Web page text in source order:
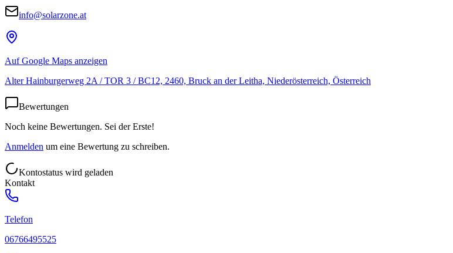
info@solarzone.at
Auf Google Maps anzeigen
Alter Hainburgerweg 2A / TOR 3 / BC12, 2460, Bruck an der Leitha, Niederösterreich, Österreich
Bewertungen
Noch keine Bewertungen. Sei der Erste!
Anmelden um eine Bewertung zu schreiben.
Kontostatus wird geladen
Kontakt
Telefon
06766495525